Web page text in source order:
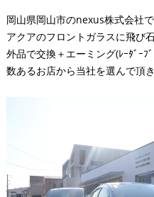
岡山県岡山市のnexus株式会社
アクアのフロントガラスに飛び
外品で交換＋エーミング(ﾚｰﾀﾞｰﾌ
数あるお店から当社を選んで頂